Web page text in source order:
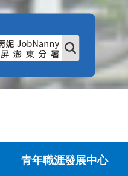
青年職涯發展中心